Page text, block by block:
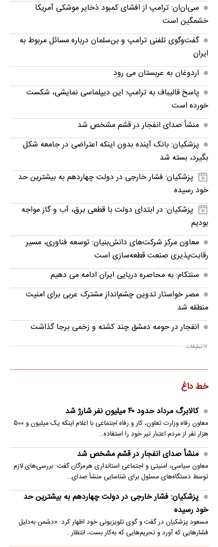
سی‌ان‌ان: ترامپ از افشای کمبود ذخایر موشکی آمریکا
خشمگین است
گفت‌وگوی تلفنی ترامپ و بن‌سلمان درباره مسائل مربوط به
ایران
اردوغان به عربستان می رود
پاسخ قالیباف به ترامپ: این دیپلماسی نمایشی، شکست
خورده است
منشأ صدای انفجار در قشم مشخص شد
پزشکیان: بانک آینده بدون اینکه اعتراضی در جامعه شکل
بگیرد، بسته شد
پزشکیان: فشار خارجی در دولت چهاردهم به بیشترین حد
خود رسیده
پزشکیان: در ابتدای دولت با قطعی برق، آب و گاز مواجه
بودیم
معاون مرکز شرکت‌های دانش‌بنیان: توسعه فناوری، مسیر
رقابت‌پذیری صنعت قطعه‌سازی است
سنتکام: به محاصره دریایی ایران ادامه می دهیم
مصر خواستار تدوین چشم‌انداز مشترک عربی برای امنیت
منطقه شد
انفجار در حومه دمشق چند کشته و زخمی برجا گذاشت
تبلیغات
خط داغ
کالابرگ مرداد حدود ۴۰‌ میلیون نفر شارژ شد
معاون رفاه وزارت تعاون، کار و رفاه اجتماعی با اعلام اینکه یک میلیون و ۵۰۰
هزار نفر از مردم اعتبار تیر خود را استفاده…
منشأ صدای انفجار در قشم مشخص شد
معاون سیاسی، امنیتی و اجتماعی استانداری هرمزگان گفت: بررسی‌های لازم
توسط دستگاه‌های مسئول برای شناسایی منشأ صدای…
پزشکیان: فشار خارجی در دولت چهاردهم به بیشترین حد
خود رسیده
مسعود پزشکیان در گفت و گوی تلویزیونی خود اظهار کرد: «دشمن به‌دلیل
فشارهایی که آورد و تحریم‌هایی که به‌کار بست، انتظار…